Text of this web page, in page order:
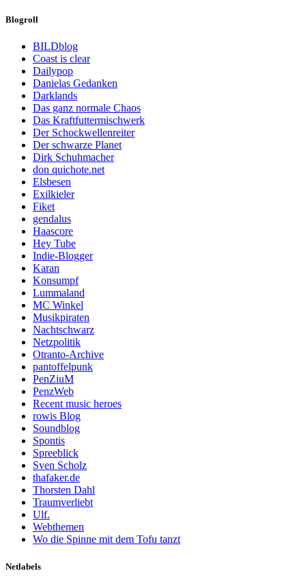
Blogroll
BILDblog
Coast is clear
Dailypop
Danielas Gedanken
Darklands
Das ganz normale Chaos
Das Kraftfuttermischwerk
Der Schockwellenreiter
Der schwarze Planet
Dirk Schuhmacher
don quichote.net
Elsbesen
Exilkieler
Fiket
gendalus
Haascore
Hey Tube
Indie-Blogger
Karan
Konsumpf
Lummaland
MC Winkel
Musikpiraten
Nachtschwarz
Netzpolitik
Otranto-Archive
pantoffelpunk
PenZiuM
PenzWeb
Recent music heroes
rowis Blog
Soundblog
Spontis
Spreeblick
Sven Scholz
thafaker.de
Thorsten Dahl
Traumverliebt
Ulf.
Webthemen
Wo die Spinne mit dem Tofu tanzt
Netlabels